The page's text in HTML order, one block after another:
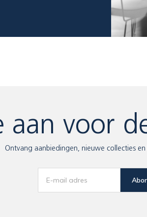
aan voor
Ontvang aanbiedingen, nieuwe collecties en